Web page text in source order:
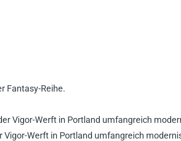
Fantasy-Reihe.
Vigor-Werft in Portland umfangreich
Werft in Portland umfangreich